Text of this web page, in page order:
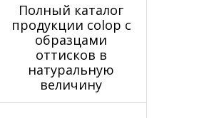
Полный каталог
продукции colop с
образцами
оттисков в
натуральную
величину